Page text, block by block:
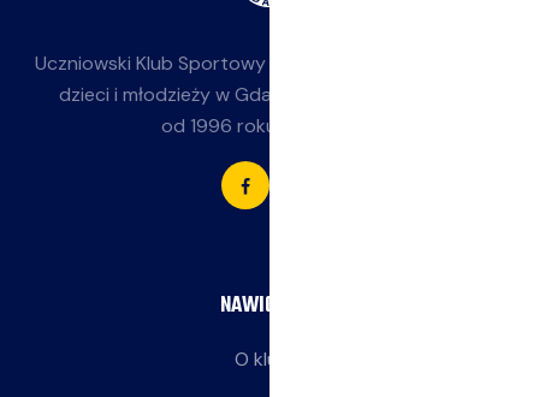
Uczniowski Klub Sportowy
dzieci i młodzieży w Gdańsku-Jasieniu. Działamy
od 1996 roku przy SP 85.
NAWIGACJA
O klubie